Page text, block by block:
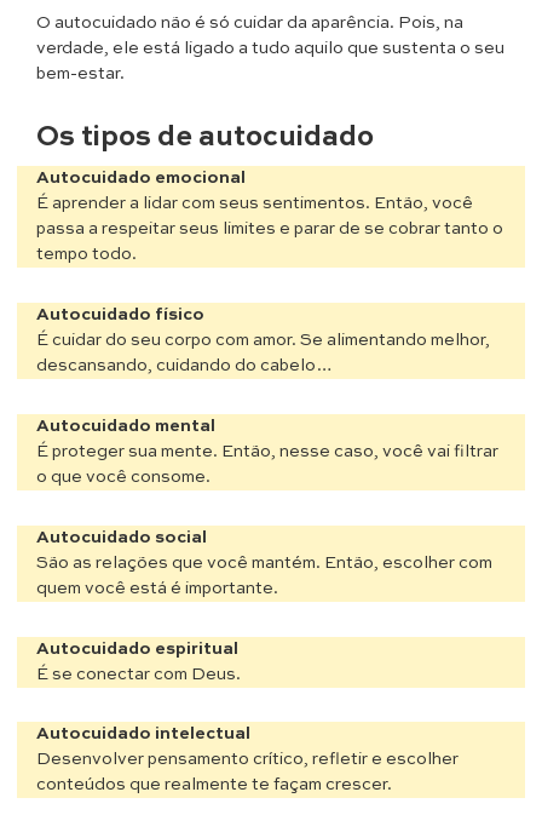
O autocuidado não é só cuidar da aparência. Pois, na
verdade, ele está ligado a tudo aquilo que sustenta o seu
bem-estar.
Os tipos de autocuidado
Autocuidado emocional
É aprender a lidar com seus sentimentos. Então, você
passa a respeitar seus limites e parar de se cobrar tanto o
tempo todo.
Autocuidado físico
É cuidar do seu corpo com amor. Se alimentando melhor,
descansando, cuidando do cabelo…
Autocuidado mental
É proteger sua mente. Então, nesse caso, você vai filtrar
o que você consome.
Autocuidado social
São as relações que você mantém. Então, escolher com
quem você está é importante.
Autocuidado espiritual
É se conectar com Deus.
Autocuidado intelectual
Desenvolver pensamento crítico, refletir e escolher
conteúdos que realmente te façam crescer.